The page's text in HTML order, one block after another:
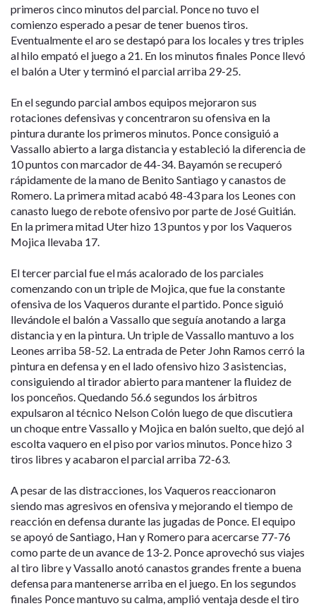
primeros cinco minutos del parcial. Ponce no tuvo el
comienzo esperado a pesar de tener buenos tiros.
Eventualmente el aro se destapó para los locales y tres triples
al hilo empató el juego a 21. En los minutos finales Ponce llevó
el balón a Uter y terminó el parcial arriba 29-25.
En el segundo parcial ambos equipos mejoraron sus
rotaciones defensivas y concentraron su ofensiva en la
pintura durante los primeros minutos. Ponce consiguió a
Vassallo abierto a larga distancia y estableció la diferencia de
10 puntos con marcador de 44-34. Bayamón se recuperó
rápidamente de la mano de Benito Santiago y canastos de
Romero. La primera mitad acabó 48-43 para los Leones con
canasto luego de rebote ofensivo por parte de José Guitián.
En la primera mitad Uter hizo 13 puntos y por los Vaqueros
Mojica llevaba 17.
El tercer parcial fue el más acalorado de los parciales
comenzando con un triple de Mojica, que fue la constante
ofensiva de los Vaqueros durante el partido. Ponce siguió
llevándole el balón a Vassallo que seguía anotando a larga
distancia y en la pintura. Un triple de Vassallo mantuvo a los
Leones arriba 58-52. La entrada de Peter John Ramos cerró la
pintura en defensa y en el lado ofensivo hizo 3 asistencias,
consiguiendo al tirador abierto para mantener la fluidez de
los ponceños. Quedando 56.6 segundos los árbitros
expulsaron al técnico Nelson Colón luego de que discutiera
un choque entre Vassallo y Mojica en balón suelto, que dejó al
escolta vaquero en el piso por varios minutos. Ponce hizo 3
tiros libres y acabaron el parcial arriba 72-63.
A pesar de las distracciones, los Vaqueros reaccionaron
siendo mas agresivos en ofensiva y mejorando el tiempo de
reacción en defensa durante las jugadas de Ponce. El equipo
se apoyó de Santiago, Han y Romero para acercarse 77-76
como parte de un avance de 13-2. Ponce aprovechó sus viajes
al tiro libre y Vassallo anotó canastos grandes frente a buena
defensa para mantenerse arriba en el juego. En los segundos
finales Ponce mantuvo su calma, amplió ventaja desde el tiro